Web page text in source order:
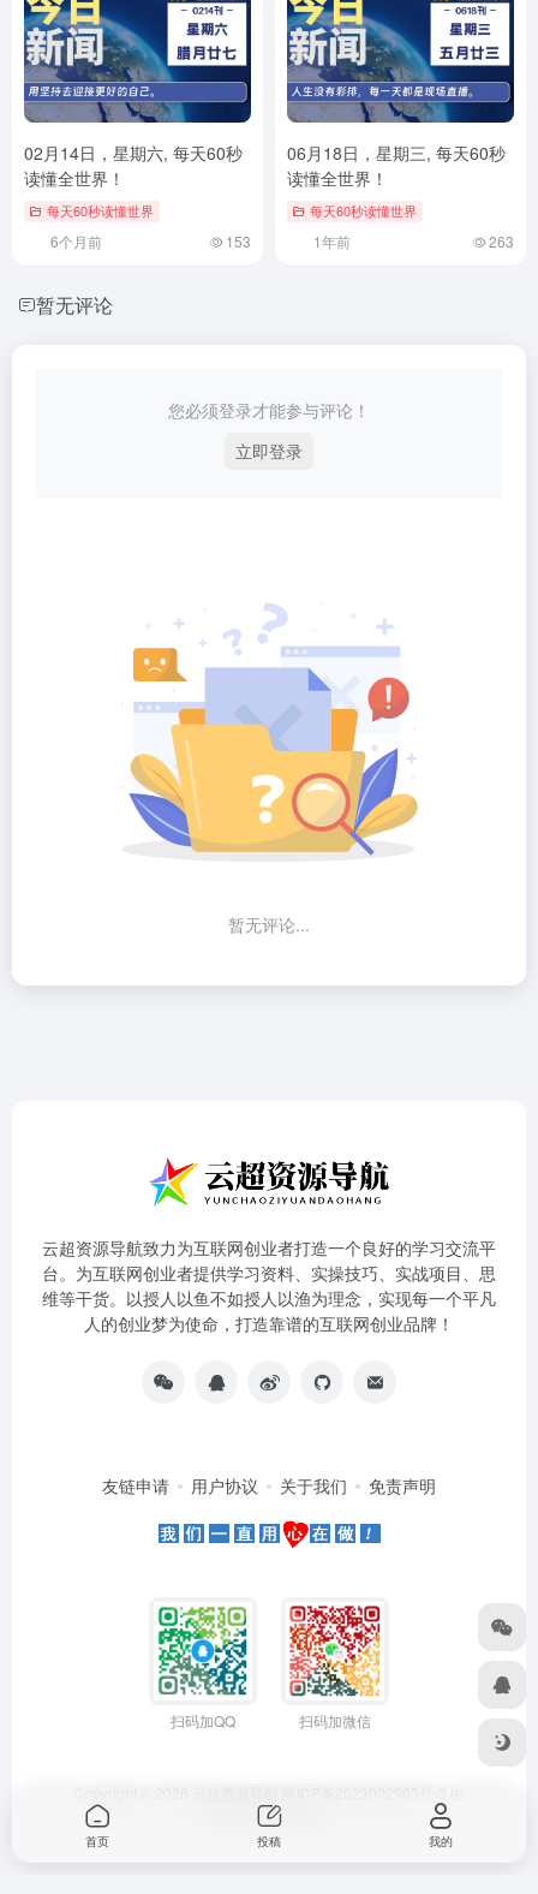
02月14日，星期六, 每天60秒
读懂全世界！
每天60秒读懂世界
6个月前 153
06月18日，星期三, 每天60秒
读懂全世界！
每天60秒读懂世界
1年前 263
暂无评论
您必须登录才能参与评论！
立即登录
暂无评论...
云超资源导航致力为互联网创业者打造一个良好的学习交流平
台。为互联网创业者提供学习资料、实操技巧、实战项目、思
维等干货。以授人以鱼不如授人以渔为理念，实现每一个平凡
人的创业梦为使命，打造靠谱的互联网创业品牌！
友链申请 用户协议 关于我们 免责声明
扫码加QQ 扫码加微信
OneNav强力驱动
首页 投稿 我的